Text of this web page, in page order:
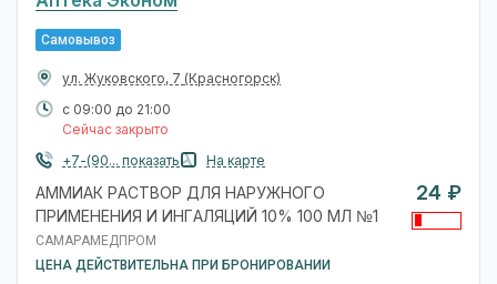
Самовывоз
ул. Жуковского, 7 (Красногорск)
с 09:00 до 21:00
Сейчас закрыто
+7-(90... показать
На карте
АММИАК РАСТВОР ДЛЯ НАРУЖНОГО
ПРИМЕНЕНИЯ И ИНГАЛЯЦИЙ 10% 100 МЛ №1
САМАРАМЕДПРОМ
ЦЕНА ДЕЙСТВИТЕЛЬНА ПРИ БРОНИРОВАНИИ
24 ₽